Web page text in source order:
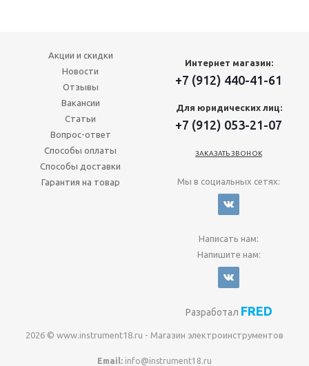
Акции и скидки
Новости
Отзывы
Вакансии
Статьи
Вопрос-ответ
Способы оплаты
Способы доставки
Гарантия на товар
Интернет магазин:
+7 (912) 440-41-61
Для юридических лиц:
+7 (912) 053-21-07
ЗАКАЗАТЬ ЗВОНОК
Мы в социальных сетях:
Написать нам:
Напишите нам:
Разработал FRED
2026 © www.instrument18.ru - Магазин электроинструментов
Email: info@instrument18.ru